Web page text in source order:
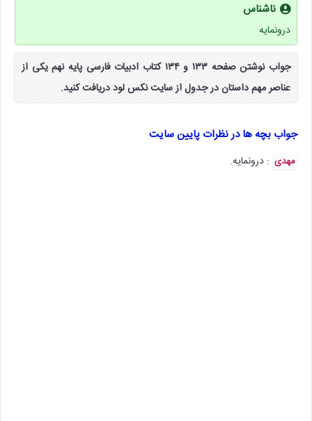
ناشناس
درونمایه
جواب نوشتن صفحه ۱۳۳ و ۱۳۴ کتاب ادبیات فارسی پایه نهم یکی از
عناصر مهم داستان در جدول از سایت نکس لود دریافت کنید.
جواب بچه ها در نظرات پایین سایت
مهدی : درونمایه.